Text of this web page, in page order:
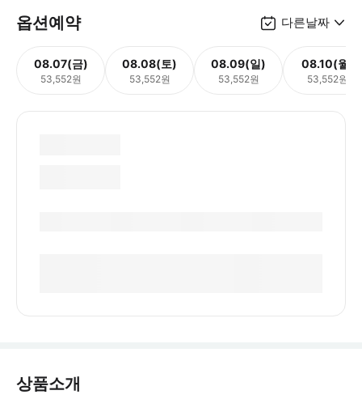
옵션예약 다른날짜
08.07(금)
53,552원
08.08(토)
53,552원
08.09(일)
53,552원
08.10(월)
53,552원
상품소개